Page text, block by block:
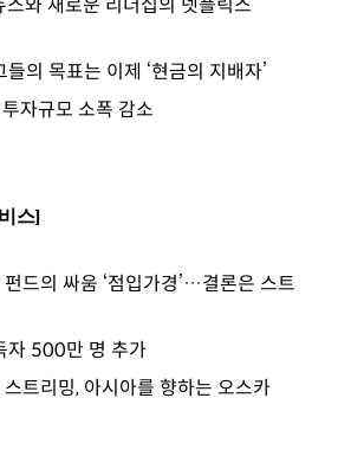
와 새로운 리더십의 넷플릭스
의 목표는 이제 ‘현금의 지배자’
자규모 소폭 감소
스]
드의 싸움 ‘점입가경’…결론은 스트
자 500만 명 추가
트리밍, 아시아를 향하는 오스카